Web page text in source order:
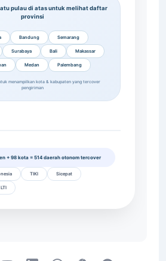
pulau di atas untuk melihat daftar
provinsi
Bandung Semarang
Surabaya Bali Makassar
Medan Palembang
menampilkan kota & kabupaten yang tercover
pengiriman
+ 98 kota = 514 daerah otonom tercover
TIKI Sicepat
LTI